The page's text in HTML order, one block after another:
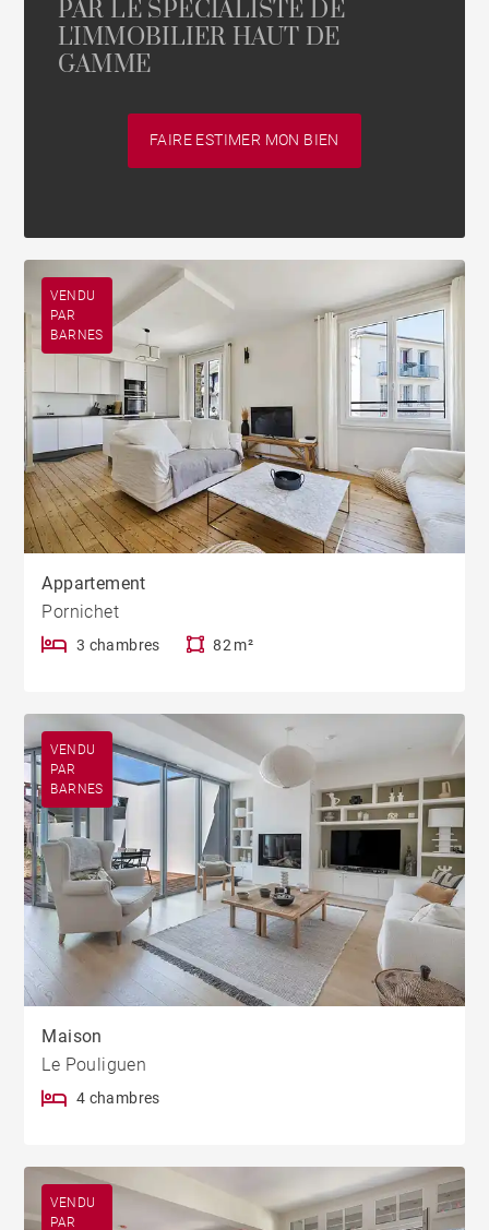
PAR LE SPÉCIALISTE DE
L'IMMOBILIER HAUT DE
GAMME
FAIRE ESTIMER MON BIEN
VENDU
PAR
BARNES
Appartement
Pornichet
3 chambres 82 m²
VENDU
PAR
BARNES
Maison
Le Pouliguen
4 chambres
VENDU
PAR